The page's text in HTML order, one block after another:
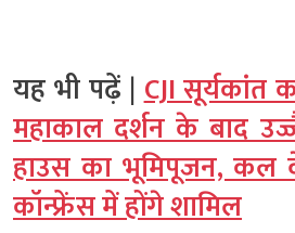
यह भी पढ़ें |CJI सूर्यकांत
महाकाल दर्शन के बाद
हाउस का भूमिपूजन, कल
कॉन्फ्रेंस में होंगे शामिल